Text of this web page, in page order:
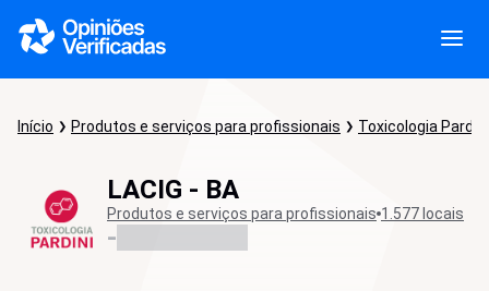
Início Produtos e serviços para profissionais Toxicologia Pardini
LACIG - BA
Produtos e serviços para profissionais 1.577 locais
-